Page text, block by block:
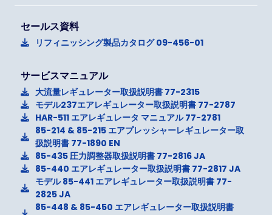
セールス資料
リフィニッシング製品カタログ 09-456-01
サービスマニュアル
大流量レギュレーター取扱説明書 77-2315
モデル237エアレギュレーター取扱説明書 77-2787
HAR-511 エアレギュレータ マニュアル 77-2781
85-214 & 85-215 エアプレッシャーレギュレーター取
扱説明書 77-1890 EN
85-435 圧力調整器取扱説明書 77-2816 JA
85-440 エアレギュレーター取扱説明書 77-2817 JA
モデル 85-441 エアレギュレーター取扱説明書 77-
2825 JA
85-448 & 85-450 エアレギュレーター取扱説明書